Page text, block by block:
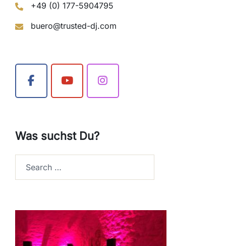
+49 (0) 177-5904795
buero@trusted-dj.com
Was suchst Du?